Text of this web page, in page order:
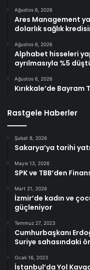
Ağustos 6, 2026
Ares Management
dolarlık sağlık
Ağustos 6, 2026
Alphabet hisseleri
ayrılmasıyla %5
Ağustos 6, 2026
Kırıkkale’de
Rastgele Haberler
Şubat 8, 2026
Sakarya’ya tarihi
Mayıs 13, 2026
SPK ve TBB’den
Mart 21, 2026
İzmir’de kadın ve
güçleniyor
Temmuz 27, 2023
Cumhurbaşkanı
Suriye sahasındaki
Ocak 16, 2023
İstanbul’da Yol